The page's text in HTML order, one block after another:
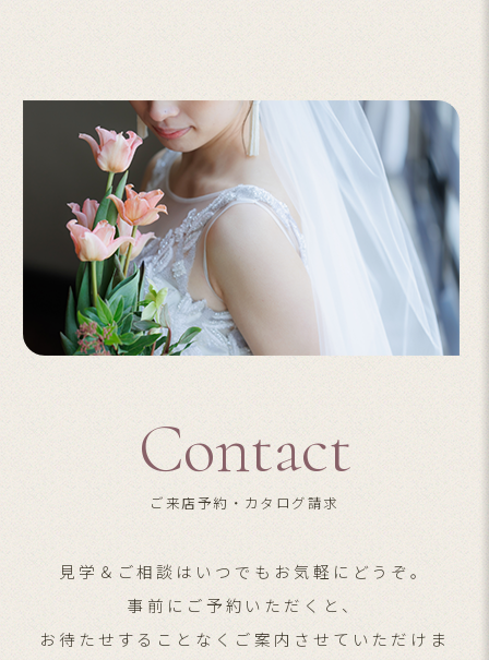
Contact
ご来店予約・カタログ請求
見学＆ご相談はいつでもお気軽にどうぞ。
事前にご予約いただくと、
お待たせすることなくご案内させていただけま